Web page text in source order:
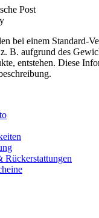
bei einem Standard-
B. aufgrund des
entstehen. Diese
Rückerstattungen